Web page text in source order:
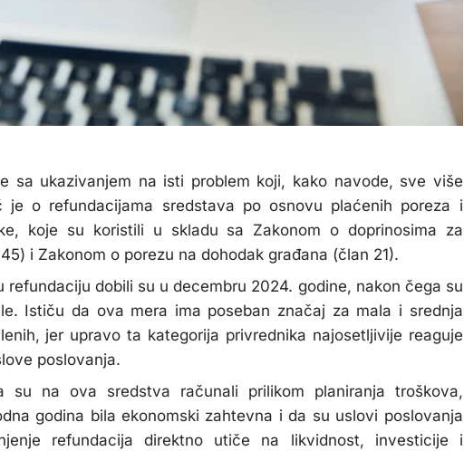
sa ukazivanjem na isti problem koji, kako navode, sve više
je o refundacijama sredstava po osnovu plaćenih poreza i
koje su koristili u skladu sa Zakonom o doprinosima za
i Zakonom o porezu na dohodak građana (član 21).
refundaciju dobili su u decembru 2024. godine, nakon čega su
Ističu da ova mera ima poseban značaj za mala i srednja
jer upravo ta kategorija privrednika najosetljivije reaguje
poslovanja.
su na ova sredstva računali prilikom planiranja troškova,
godina bila ekonomski zahtevna i da su uslovi poslovanja
refundacija direktno utiče na likvidnost, investicije i